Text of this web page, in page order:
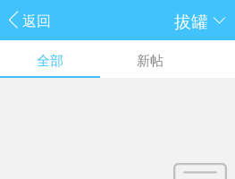
返回 拔罐
全部 新帖